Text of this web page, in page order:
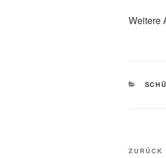
Weitere
ZURÜCK